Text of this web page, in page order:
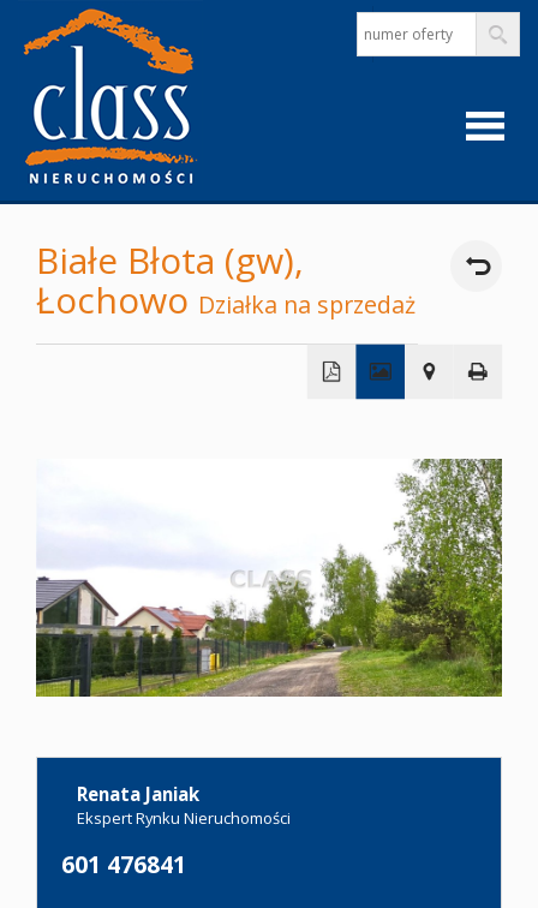
Strona
O
firmie
Oferty
Zgłoś
Białe Błota (gw),
Łochowo Działka na sprzedaż
Renata Janiak
Ekspert Rynku Nieruchomości
601 476841